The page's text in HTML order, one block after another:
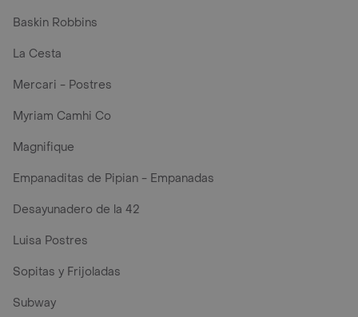
Baskin Robbins
La Cesta
Mercari - Postres
Myriam Camhi Co
Magnifique
Empanaditas de Pipian - Empanadas
Desayunadero de la 42
Luisa Postres
Sopitas y Frijoladas
Subway